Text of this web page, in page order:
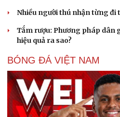
Sức khỏe
Dinh dưỡng - món ngon
Cây thuốc
Nhi khoa
Làm đẹp - giảm cân
Phòng mạch online
Ăn sạch sống khỏe
Nhiều người thú nhận từng đi
Tắm rượu: Phương pháp dân
hiệu quả ra sao?
BÓNG ĐÁ VIỆT NAM